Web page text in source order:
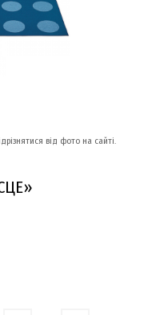
від фото на сайті.